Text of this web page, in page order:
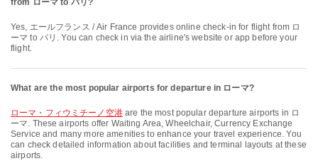
from ローマ to パリ?
Yes, エールフランス / Air France provides online check-in for flight from ロ
ーマ to パリ. You can check in via the airline's website or app before your
flight.
What are the most popular airports for departure in ローマ?
ローマ・フィウミチーノ空港are the most popular departure airports in ロ
ーマ. These airports offer Waiting Area, Wheelchair, Currency Exchange
Service and many more amenities to enhance your travel experience. You
can check detailed information about facilities and terminal layouts at these
airports.